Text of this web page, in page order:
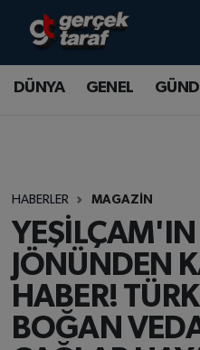
DÜNYA GENEL
HABERLER MAGAZİN
YEŞİLÇAM'IN
JÖNÜNDEN
HABER!
BOĞAN
Canlı TV İzle
DÜNYA
POLİTİKA
SAMSUN HABER
SAMSUNSPOR
SAĞLIK
Samsun Nöbetçi
Samsun Trafik
Süper Lig Puan
Tüm Manşetler
Son Dakika Haberleri